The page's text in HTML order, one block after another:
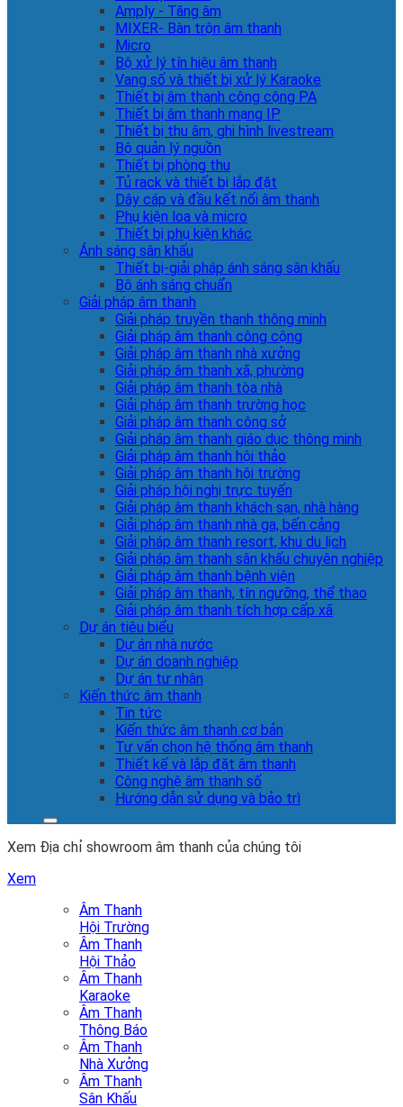
Amply - Tăng âm
MIXER- Bàn trộn âm thanh
Micro
Bộ xử lý tín hiệu âm thanh
Vang số và thiết bị xử lý Karaoke
Thiết bị âm thanh công cộng PA
Thiết bị âm thanh mạng IP
Thiết bị thu âm, ghi hình livestream
Bộ quản lý nguồn
Thiết bị phòng thu
Tủ rack và thiết bị lắp đặt
Dây cáp và đầu kết nối âm thanh
Phụ kiện loa và micro
Thiết bị phụ kiện khác
Ánh sáng sân khấu
Thiết bị-giải pháp ánh sáng sân khấu
Bộ ánh sáng chuẩn
Giải pháp âm thanh
Giải pháp truyền thanh thông minh
Giải pháp âm thanh công cộng
Giải pháp âm thanh nhà xưởng
Giải pháp âm thanh xã, phường
Giải pháp âm thanh tòa nhà
Giải pháp âm thanh trường học
Giải pháp âm thanh công sở
Giải pháp âm thanh giáo dục thông minh
Giải pháp âm thanh hội thảo
Giải pháp âm thanh hội trường
Giải pháp hội nghị trực tuyến
Giải pháp âm thanh khách sạn, nhà hàng
Giải pháp âm thanh nhà ga, bến cảng
Giải pháp âm thanh resort, khu du lịch
Giải pháp âm thanh sân khấu chuyên nghiệp
Giải pháp âm thanh bệnh viện
Giải pháp âm thanh, tín ngưỡng, thể thao
Giải pháp âm thanh tích hợp cấp xã
Dự án tiêu biểu
Dự án nhà nước
Dự án doanh nghiệp
Dự án tư nhân
Kiến thức âm thanh
Tin tức
Kiến thức âm thanh cơ bản
Tư vấn chọn hệ thống âm thanh
Thiết kế và lắp đặt âm thanh
Công nghệ âm thanh số
Hướng dẫn sử dụng và bảo trì
Xem Địa chỉ showroom âm thanh của chúng tôi
Xem
Âm Thanh
Hội Trường
Âm Thanh
Hội Thảo
Âm Thanh
Karaoke
Âm Thanh
Thông Báo
Âm Thanh
Nhà Xưởng
Âm Thanh
Sân Khấu